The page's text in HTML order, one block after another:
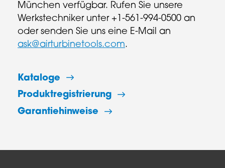
München verfügbar. Rufen Sie unsere
Werkstechniker unter +1-561-994-0500 an
oder senden Sie uns eine E-Mail an
ask@airturbinetools.com.
Kataloge
Produktregistrierung
Garantiehinweise